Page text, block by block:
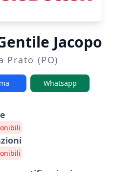
Jacopo
Prato (PO)
Whatsapp